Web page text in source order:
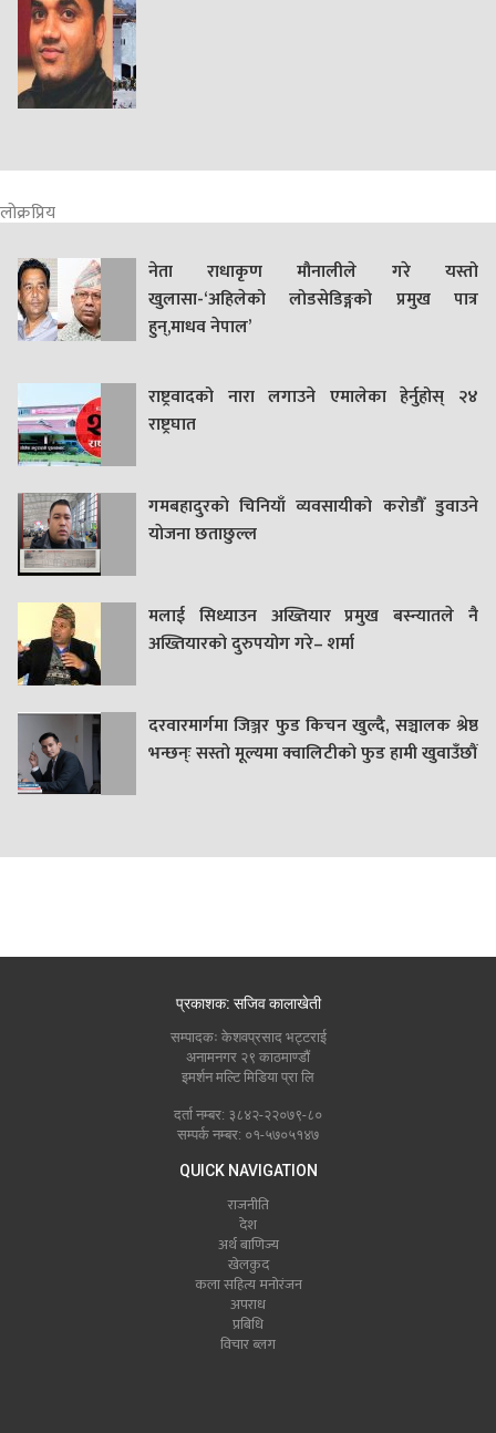
लोक्रप्रिय
नेता राधाकृण मौनालीले गरे यस्तो
खुलासा-‘अहिलेको लोडसेडिङ्गको प्रमुख पात्र
हुन्,माधव नेपाल’
राष्ट्रवादको नारा लगाउने एमालेका हेर्नुहोस् २४
राष्ट्रघात
गमबहादुरकाे चिनियाँ व्यवसायीको करोडौँ डुवाउने
याेजना छताछुल्ल
मलाई सिध्याउन अख्तियार प्रमुख बस्न्यातले नै
अख्तियारको दुरुपयोग गरे– शर्मा
दरवारमार्गमा जिञ्जर फुड किचन खुल्दै, सञ्चालक श्रेष्ठ
भन्छन्ः सस्तो मूल्यमा क्वालिटीको फुड हामी खुवाउँछौं
प्रकाशक: सजिव कालाखेती
सम्पादकः केशवप्रसाद भट्टराई
अनामनगर २९ काठमाण्डौं
इमर्शन मल्टि मिडिया प्रा लि
दर्ता नम्बर: ३८४२-२२०७९-८०
सम्पर्क नम्बर: ०१-५७०५१४७
QUICK NAVIGATION
राजनीति
देश
अर्थ बाणिज्य
खेलकुद
कला सहित्य मनोरंजन
अपराध
प्रबिधि
विचार ब्लग